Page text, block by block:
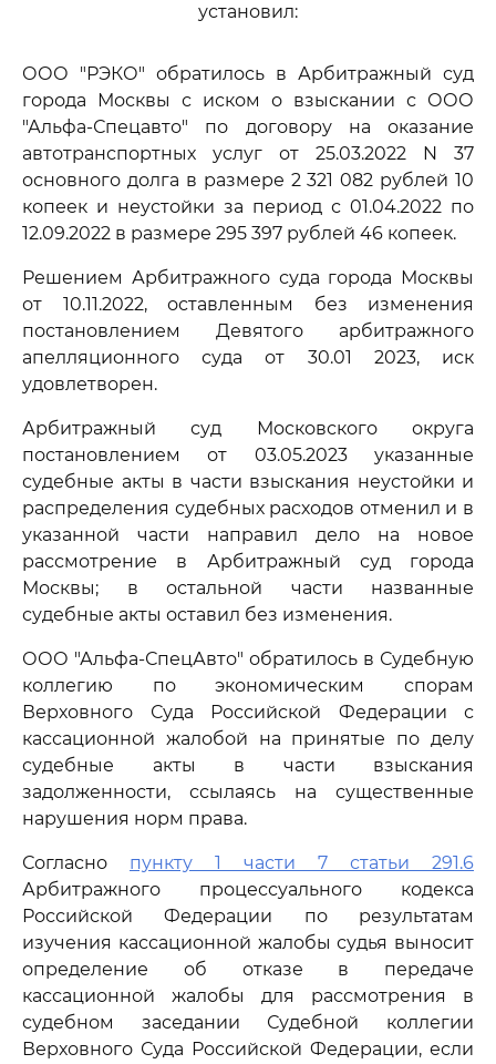
установил:
ООО "РЭКО" обратилось в Арбитражный суд
города Москвы с иском о взыскании с ООО
"Альфа-Спецавто" по договору на оказание
автотранспортных услуг от 25.03.2022 N 37
основного долга в размере 2 321 082 рублей 10
копеек и неустойки за период с 01.04.2022 по
12.09.2022 в размере 295 397 рублей 46 копеек.
Решением Арбитражного суда города Москвы
от 10.11.2022, оставленным без изменения
постановлением Девятого арбитражного
апелляционного суда от 30.01 2023, иск
удовлетворен.
Арбитражный суд Московского округа
постановлением от 03.05.2023 указанные
судебные акты в части взыскания неустойки и
распределения судебных расходов отменил и в
указанной части направил дело на новое
рассмотрение в Арбитражный суд города
Москвы; в остальной части названные
судебные акты оставил без изменения.
ООО "Альфа-СпецАвто" обратилось в Судебную
коллегию по экономическим спорам
Верховного Суда Российской Федерации с
кассационной жалобой на принятые по делу
судебные акты в части взыскания
задолженности, ссылаясь на существенные
нарушения норм права.
Согласно пункту 1 части 7 статьи 291.6
Арбитражного процессуального кодекса
Российской Федерации по результатам
изучения кассационной жалобы судья выносит
определение об отказе в передаче
кассационной жалобы для рассмотрения в
судебном заседании Судебной коллегии
Верховного Суда Российской Федерации, если